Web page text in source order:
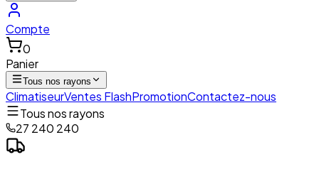
Compte
0
Panier
Tous nos rayons
ClimatiseurVentes FlashPromotionContactez-nous
Tous nos rayons
27 240 240